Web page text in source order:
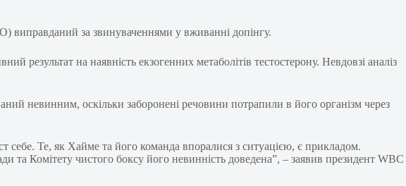
виправданий за звинуваченнями у вживанні допінгу.
результат на наявність екзогенних метаболітів тестостерону. Невдовзі аналіз
невинним, оскільки заборонені речовини потрапили в його організм через
себе. Те, як Хайме та його команда впоралися з ситуацією, є прикладом.
та Комітету чистого боксу його невинність доведена”, – заявив президент WBC